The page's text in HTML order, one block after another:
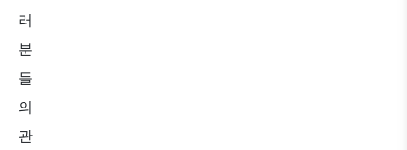
러
분
들
의
관